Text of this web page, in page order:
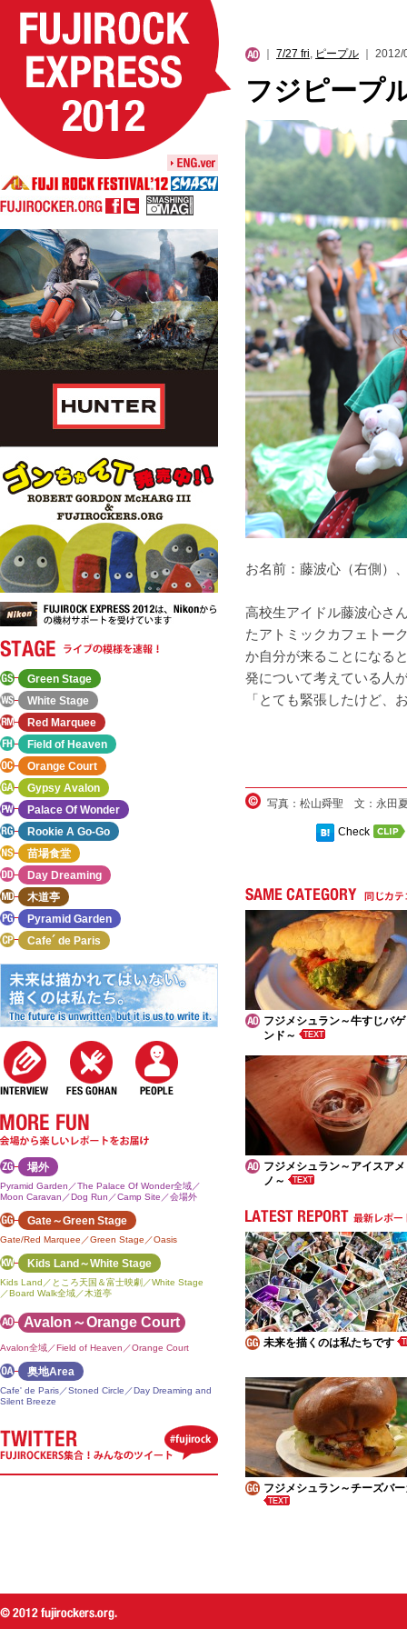
7/27 fri, ピープル ｜
フジピープ
お名前：藤波心（右側）
高校生アイドル藤波心さ
たアトミックカフェトー
か自分が来ることになる
発について考えている人
「とても緊張したけど、
写真：松山舜聖 文：永田
Check
フジメシュラン～牛すじバ
ンド～
フジメシュラン～アイスア
ノ～
未来を描くのは私たちです
フジメシュラン～チーズバ
Green Stage
White Stage
Red Marquee
Field of Heaven
Orange Court
Gypsy Avalon
Palace Of Wonder
Rookie A Go-Go
苗場食堂
Day Dreaming
木道亭
Pyramid Garden
Cafe´ de Paris
場外
Pyramid Garden／The Palace Of Wonder全域／
Moon Caravan／Dog Run／Camp Site／会場外
Gate～Green Stage
Gate/Red Marquee／Green Stage／Oasis
Kids Land～White Stage
Kids Land／ところ天国＆富士映劇／White Stage
／Board Walk全域／木道亭
Avalon～Orange Court
Avalon全域／Field of Heaven／Orange Court
奥地Area
Cafe' de Paris／Stoned Circle／Day Dreaming and
Silent Breeze